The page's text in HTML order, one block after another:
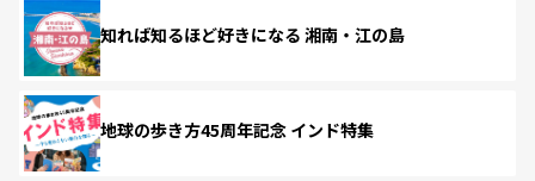
知れば知るほど好きになる 湘南・江の島
地球の歩き方45周年記念 インド特集